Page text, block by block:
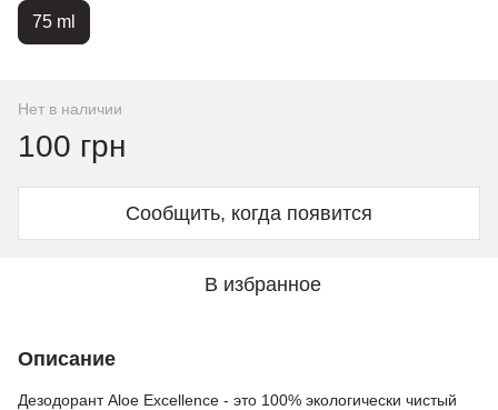
75 ml
Нет в наличии
100 грн
Сообщить, когда появится
В избранное
Описание
Дезодорант Aloe Excellence - это 100% экологически чистый